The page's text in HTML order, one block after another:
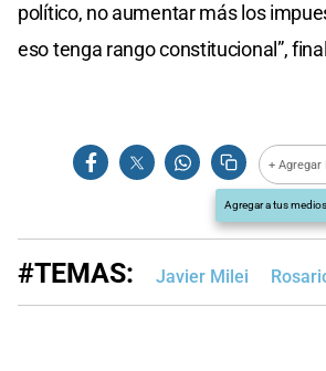
político, no aumentar más los
eso tenga rango constitucional”,
+ Agregar
Agregar a tus
#TEMAS: Javier Milei